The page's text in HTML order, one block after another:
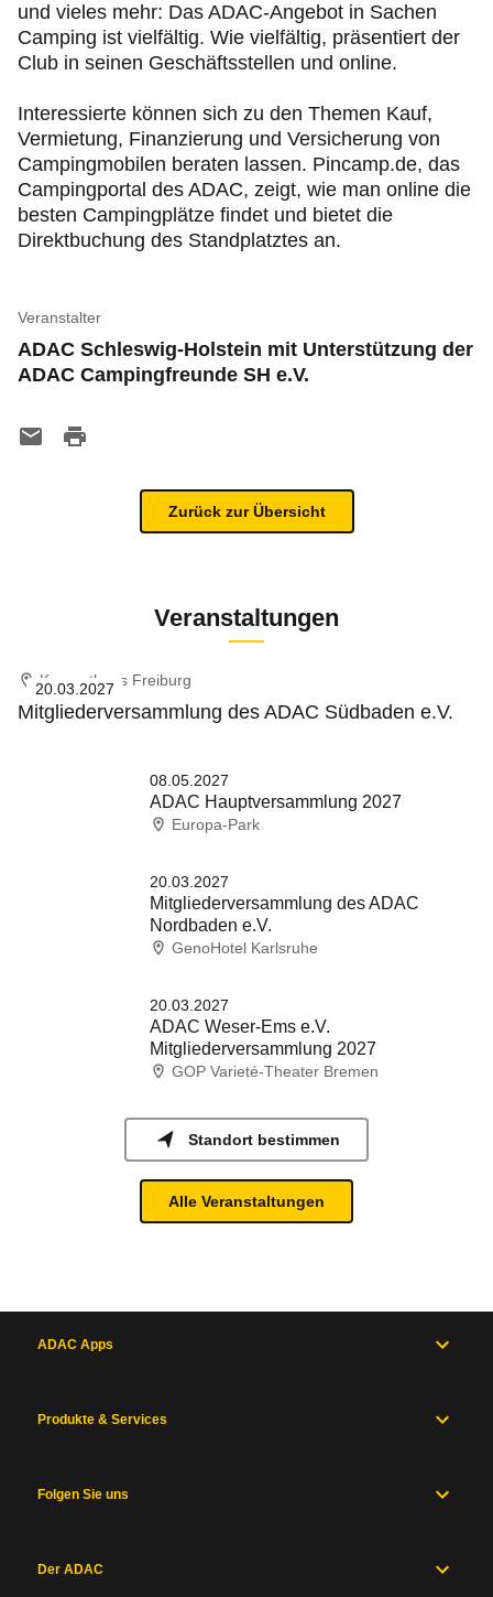
und vieles mehr: Das ADAC-Angebot in Sachen
Camping ist vielfältig. Wie vielfältig, präsentiert der
Club in seinen Geschäftsstellen und online.
Interessierte können sich zu den Themen Kauf,
Vermietung, Finanzierung und Versicherung von
Campingmobilen beraten lassen. Pincamp.de, das
Campingportal des ADAC, zeigt, wie man online die
besten Campingplätze findet und bietet die
Direktbuchung des Standplatztes an.
Veranstalter
ADAC Schleswig-Holstein mit Unterstützung der
ADAC Campingfreunde SH e.V.
Zurück zur Übersicht
Veranstaltungen
20.03.2027
Konzerthaus Freiburg
Mitgliederversammlung des ADAC Südbaden e.V.
08.05.2027
Europa-Park
ADAC Hauptversammlung 2027
20.03.2027
GenoHotel Karlsruhe
Mitgliederversammlung des ADAC
Nordbaden e.V.
20.03.2027
GOP Varieté-Theater Bremen
ADAC Weser-Ems e.V.
Mitgliederversammlung 2027
Standort bestimmen
Alle Veranstaltungen
ADAC Apps
Produkte & Services
Folgen Sie uns
Der ADAC